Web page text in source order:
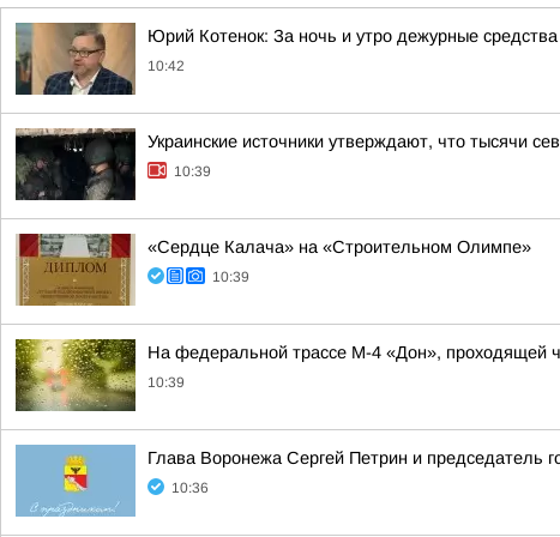
Юрий Котенок: За ночь и утро дежурные
10:42
Украинские источники утверждают, что тысячи
10:39
«Сердце Калача» на «Строительном Олимпе»
10:39
На федеральной трассе М-4 «Дон», проходящей
10:39
Глава Воронежа Сергей Петрин и председатель
10:36